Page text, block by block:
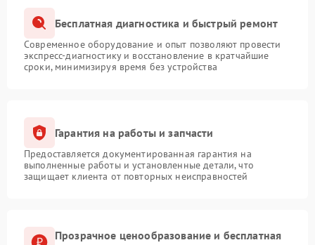
Бесплатная диагностика и быстрый ремонт
Современное оборудование и опыт позволяют провести
экспресс-диагностику и восстановление в кратчайшие
сроки, минимизируя время без устройства
Гарантия на работы и запчасти
Предоставляется документированная гарантия на
выполненные работы и установленные детали, что
защищает клиента от повторных неисправностей
Прозрачное ценообразование и бесплатная